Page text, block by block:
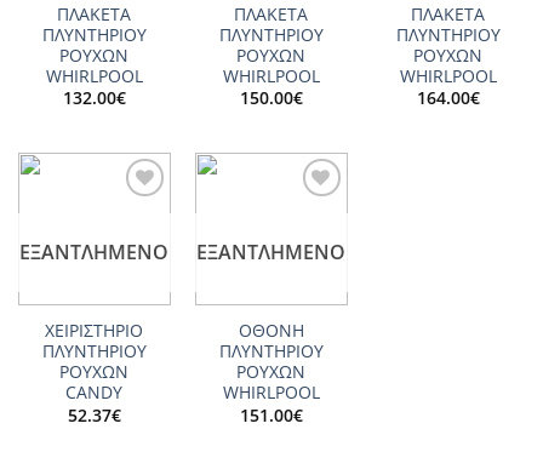
ΠΛΑΚΕΤΑ
ΠΛΥΝΤΗΡΙΟΥ
ΡΟΥΧΩΝ
WHIRLPOOL
132.00€
ΠΛΑΚΕΤΑ
ΠΛΥΝΤΗΡΙΟΥ
ΡΟΥΧΩΝ
WHIRLPOOL
150.00€
ΠΛΑΚΕΤΑ
ΠΛΥΝΤΗΡΙΟΥ
ΡΟΥΧΩΝ
WHIRLPOOL
164.00€
ΕΞΑΝΤΛΗΜΈΝΟ
ΧΕΙΡΙΣΤΗΡΙΟ
ΠΛΥΝΤΗΡΙΟΥ
ΡΟΥΧΩΝ
CANDY
52.37€
ΕΞΑΝΤΛΗΜΈΝΟ
ΟΘΟΝΗ
ΠΛΥΝΤΗΡΙΟΥ
ΡΟΥΧΩΝ
WHIRLPOOL
151.00€